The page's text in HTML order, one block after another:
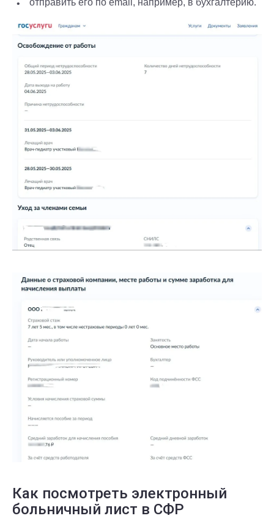
отправить его по email, например, в бухгалтерию.
Как посмотреть электронный
больничный лист в СФР